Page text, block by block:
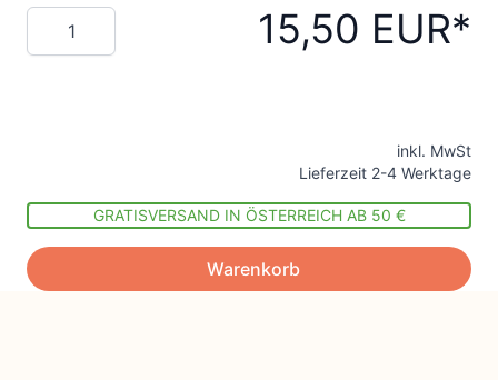
Menge 15,50 EUR
inkl. MwSt
Lieferzeit 2-4 Werktage
GRATISVERSAND IN ÖSTERREICH AB 50 €
Warenkorb